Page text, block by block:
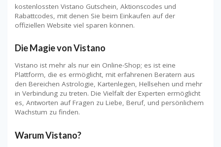
kostenlossten Vistano Gutschein, Aktionscodes und
Rabattcodes, mit denen Sie beim Einkaufen auf der
offiziellen Website viel sparen können.
Die Magie von Vistano
Vistano ist mehr als nur ein Online-Shop; es ist eine
Plattform, die es ermöglicht, mit erfahrenen Beratern aus
den Bereichen Astrologie, Kartenlegen, Hellsehen und mehr
in Verbindung zu treten. Die Vielfalt der Experten ermöglicht
es, Antworten auf Fragen zu Liebe, Beruf, und persönlichem
Wachstum zu finden.
Warum Vistano?